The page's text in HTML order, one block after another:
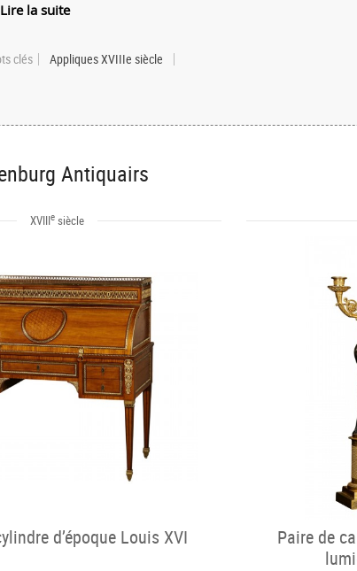
Lire la suite
clés Appliques XVIIIe siècle
Antiquairs
XVIIIesiècle
d’époque Louis XVI
Paire de